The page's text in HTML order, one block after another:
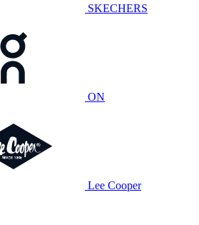
SKECHERS
ON
Lee Cooper